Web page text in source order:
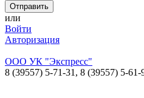
или
Войти
Авторизация
ООО УК "Экспресс"
8 (39557) 5-71-31, 8 (39557) 5-61-